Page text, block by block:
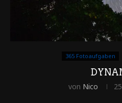
365 Fotoaufgaben
von Nico